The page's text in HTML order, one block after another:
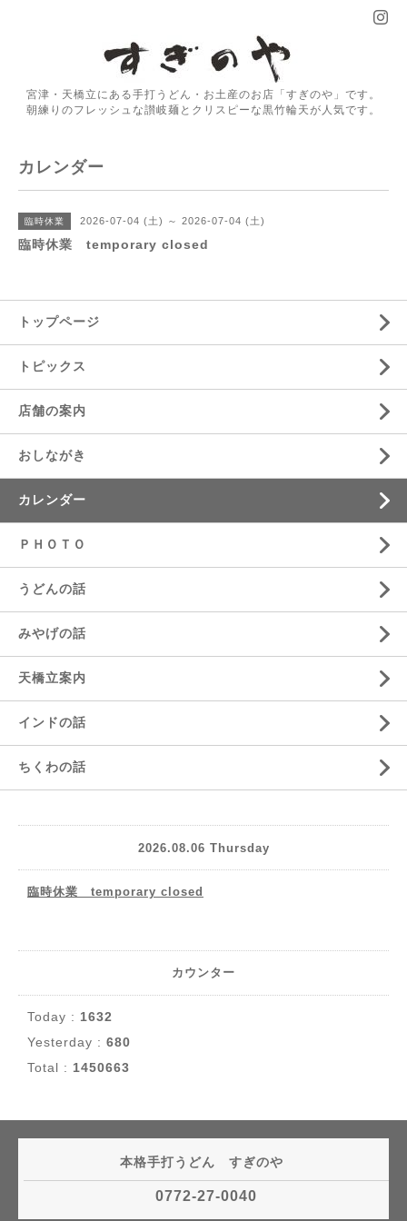
宮津・天橋立にある手打うどん・お土産のお店「すぎのや」です。
朝練りのフレッシュな讃岐麺とクリスピーな黒竹輪天が人気です。
カレンダー
臨時休業 2026-07-04 (土) ～ 2026-07-04 (土)
臨時休業 temporary closed
トップページ
トピックス
店舗の案内
おしながき
カレンダー
ＰＨＯＴＯ
うどんの話
みやげの話
天橋立案内
インドの話
ちくわの話
2026.08.06 Thursday
臨時休業 temporary closed
カウンター
Today : 1632
Yesterday : 680
Total : 1450663
本格手打うどん すぎのや
0772-27-0040